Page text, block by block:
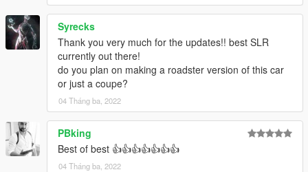
Syrecks
Thank you very much for the updates!! best SLR
currently out there!
do you plan on making a roadster version of this car
or just a coupe?
04 Tháng ba, 2022
PBking
Best of best 👍👍👍👍👍👍👍
04 Tháng ba, 2022